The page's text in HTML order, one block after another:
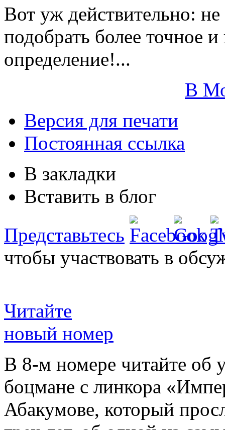
Вот уж действительно:
подобрать более точное
определение!...
В
Версия для печати
Постоянная ссылка
В закладки
Вставить в блог
Представьтесь
чтобы участвовать в
Читайте
новый номер
В 8-м номере читайте об
боцмане с линкора
Абакумове, который